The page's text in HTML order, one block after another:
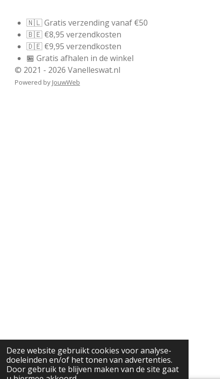
Deze website gebruikt cookies voor analyse-
doeleinden en/of het tonen van advertenties.
Door gebruik te blijven maken van de site gaat
🇳🇱 Gratis verzending vanaf €50
🇧🇪 €8,95 verzendkosten
🇩🇪 €9,95 verzendkosten
🏪 Gratis afhalen in de winkel
© 2021 - 2026 Vanelleswat.nl
Powered by JouwWeb